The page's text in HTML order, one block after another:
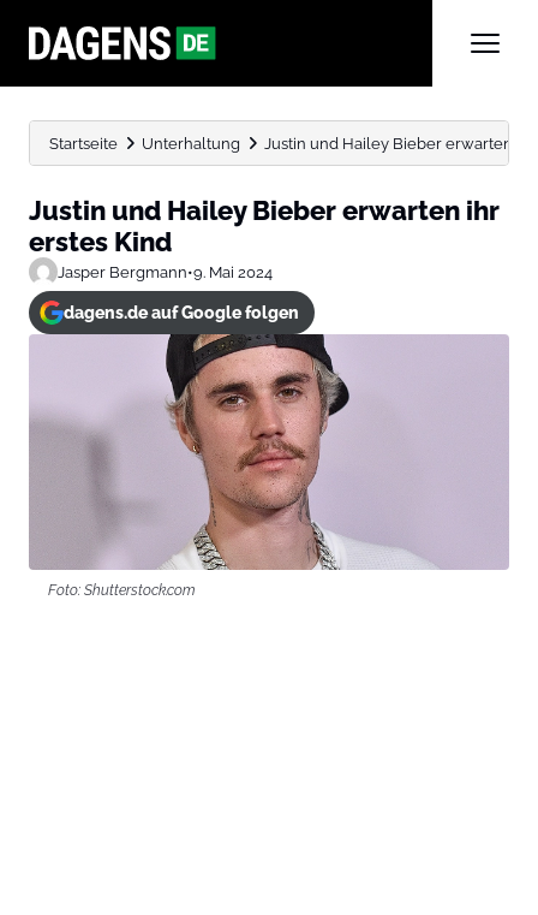
Startseite Unterhaltung Justin und Hailey Bieber erwarten ihr
Justin und Hailey Bieber erwarten ihr
erstes Kind
Jasper Bergmann•9. Mai 2024
dagens.de auf Google folgen
Foto: Shutterstock.com